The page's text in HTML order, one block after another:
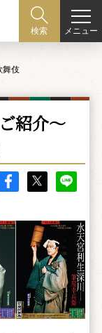
検索 メニュー
舞伎
紹介～